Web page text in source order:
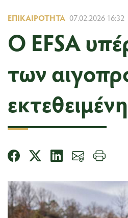
ΕΠΙΚΑΙΡΌΤΗΤΑ 07.02.2026 16:32
Ο EFSA
των